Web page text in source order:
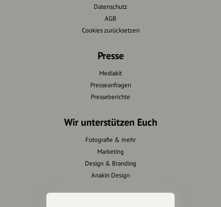
Datenschutz
AGB
Cookies zurücksetzen
Presse
Mediakit
Presseanfragen
Presseberichte
Wir unterstützen Euch
Fotografie & mehr
Marketing
Design & Branding
Anakin Design